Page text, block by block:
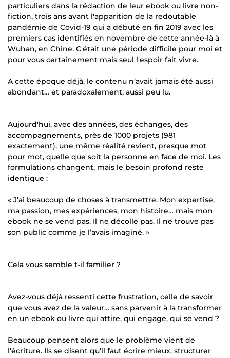
particuliers dans la rédaction de leur ebook ou livre non-
fiction, trois ans avant l'apparition de la redoutable
pandémie de Covid-19 qui a débuté en fin 2019 avec les
premiers cas identifiés en novembre de cette année-là à
Wuhan, en Chine. C'était une période difficile pour moi et
pour vous certainement mais seul l'espoir fait vivre.
A cette époque déjà, le contenu n’avait jamais été aussi
abondant… et paradoxalement, aussi peu lu.
Aujourd'hui, avec des années, des échanges, des
accompagnements, près de 1000 projets (981
exactement), une même réalité revient, presque mot
pour mot, quelle que soit la personne en face de moi. Les
formulations changent, mais le besoin profond reste
identique :
« J’ai beaucoup de choses à transmettre. Mon expertise,
ma passion, mes expériences, mon histoire… mais mon
ebook ne se vend pas. Il ne décolle pas. Il ne trouve pas
son public comme je l’avais imaginé. »
Cela vous semble t-il familier ?
Avez-vous déjà ressenti cette frustration, celle de savoir
que vous avez de la valeur… sans parvenir à la transformer
en un ebook ou livre qui attire, qui engage, qui se vend ?
Beaucoup pensent alors que le problème vient de
l’écriture. Ils se disent qu’il faut écrire mieux, structurer